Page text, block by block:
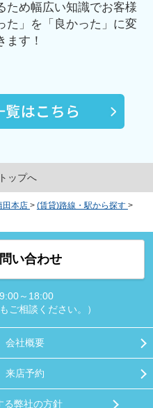
ため幅広い知識でお客様
た」を「良かった」に変
ます！
ップへ
田本店 > (賃貸)路線・駅から探す >
い合わせ
～18:00
ご相談ください。）
会社概要
来店予約
る弊社の方針